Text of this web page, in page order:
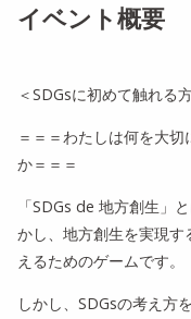
イベント概要
＜SDGsに初めて触れる
＝＝＝わたしは何を大
か＝＝＝
「SDGs de 地方創生」
かし、地方創生を実現
えるためのゲームです。
しかし、SDGsの考え方